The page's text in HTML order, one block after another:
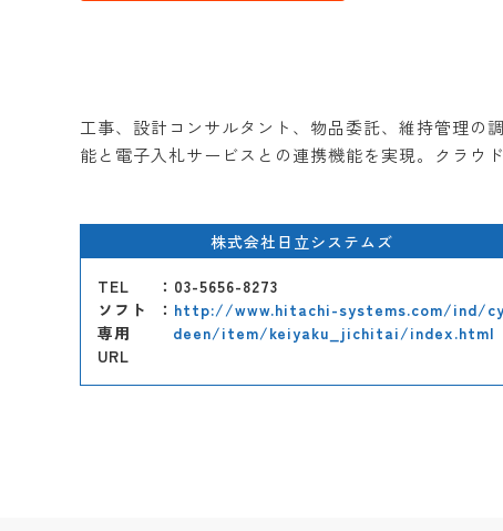
工事、設計コンサルタント、物品委託、維持管理の
能と電子入札サービスとの連携機能を実現。クラウ
株式会社日立システムズ
TEL
：03-5656-8273
ソフト
専用
URL
： http://www.hitachi-systems.com/ind/cy
deen/item/keiyaku_jichitai/index.html